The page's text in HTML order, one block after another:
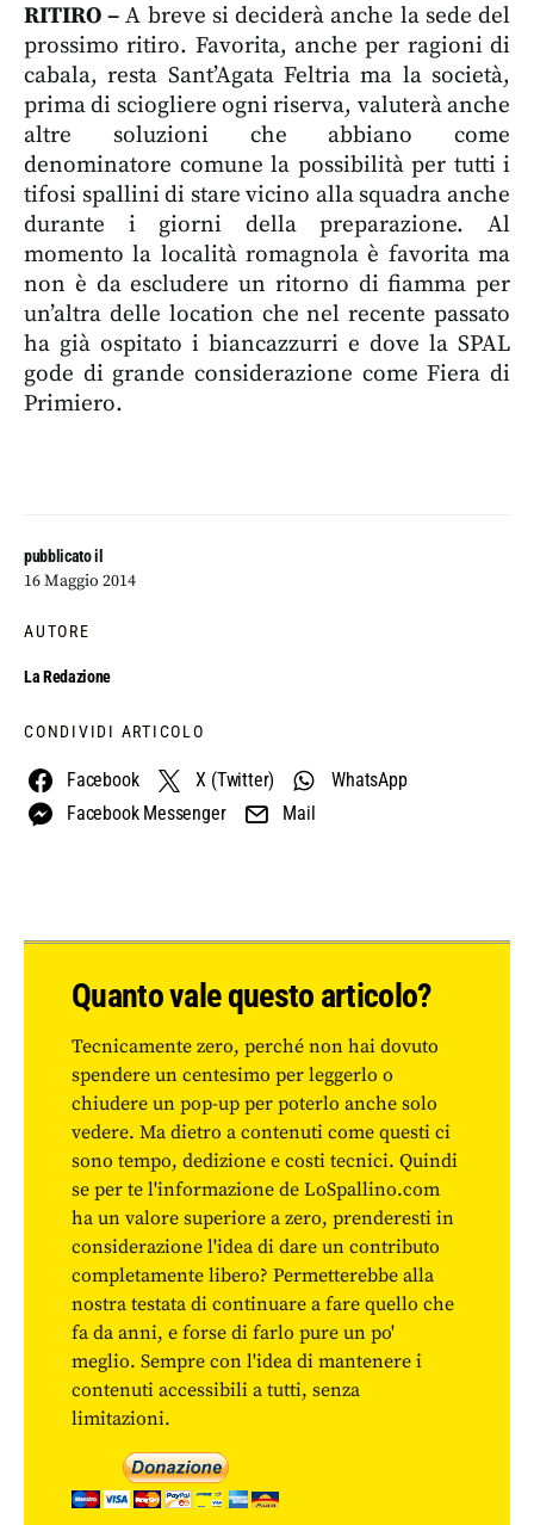
pubblicato il
16 Maggio 2014
AUTORE
La Redazione
CONDIVIDI ARTICOLO
Facebook X (Twitter)
WhatsApp
Facebook Messenger
Mail
RITIRO – A breve si deciderà anche la sede del
prossimo ritiro. Favorita, anche per ragioni di
cabala, resta Sant’Agata Feltria ma la società,
prima di sciogliere ogni riserva, valuterà anche
altre soluzioni che abbiano come
denominatore comune la possibilità per tutti i
tifosi spallini di stare vicino alla squadra anche
durante i giorni della preparazione. Al
momento la località romagnola è favorita ma
non è da escludere un ritorno di fiamma per
un’altra delle location che nel recente passato
ha già ospitato i biancazzurri e dove la SPAL
gode di grande considerazione come Fiera di
Primiero.
Quanto vale questo articolo?
Tecnicamente zero, perché non hai dovuto
spendere un centesimo per leggerlo o
chiudere un pop-up per poterlo anche solo
vedere. Ma dietro a contenuti come questi ci
sono tempo, dedizione e costi tecnici. Quindi
se per te l'informazione de LoSpallino.com
ha un valore superiore a zero, prenderesti in
considerazione l'idea di dare un contributo
completamente libero? Permetterebbe alla
nostra testata di continuare a fare quello che
fa da anni, e forse di farlo pure un po'
meglio. Sempre con l'idea di mantenere i
contenuti accessibili a tutti, senza
limitazioni.